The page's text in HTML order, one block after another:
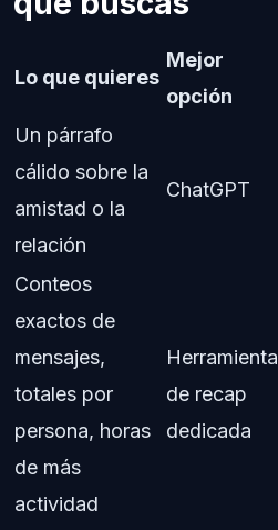
Lo que quieres
Mejor
opción
Un párrafo
cálido sobre la
amistad o la
relación
ChatGPT
Conteos
exactos de
mensajes,
totales por
persona, horas
de más
actividad
Herramienta
de recap
dedicada